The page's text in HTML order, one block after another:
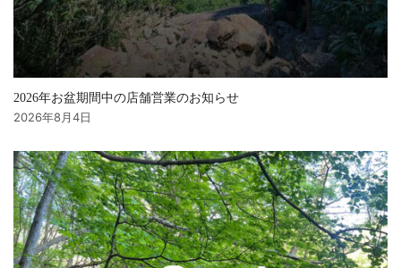
2026年お盆期間中の店舗営業のお知らせ
2026年8月4日